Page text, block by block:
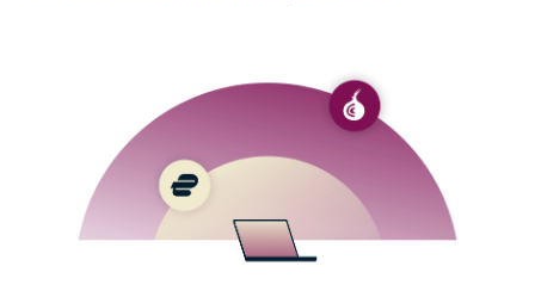
Why you should always use a VPN with Tor
Tor vs. VPN: Understanding the differences